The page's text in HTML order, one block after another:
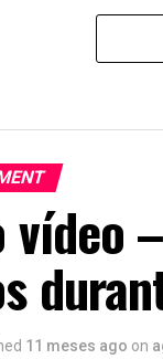
vídeo
11 meses ago on